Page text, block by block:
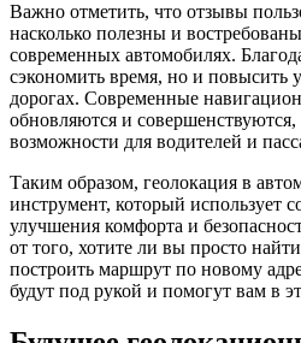
Важно отметить, что отзывы
насколько полезны и
современных автомобилях.
сэкономить время, но и повысить
дорогах. Современные
обновляются и совершенствуются,
возможности для водителей и
Таким образом, геолокация в
инструмент, который использует
улучшения комфорта и
от того, хотите ли вы просто
построить маршрут по новому
будут под рукой и помогут вам в